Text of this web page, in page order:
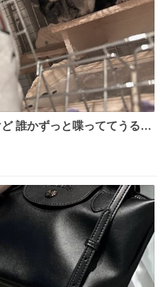
誰かずっと喋っててうるさ